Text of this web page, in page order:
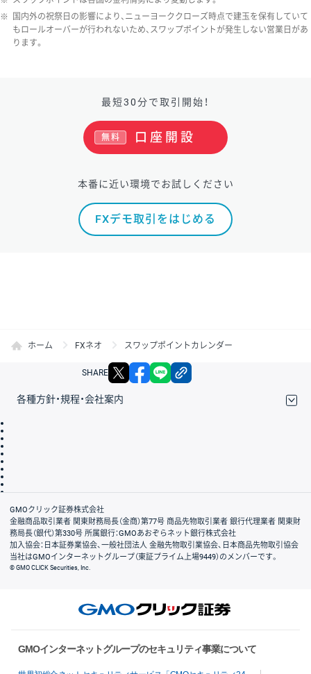
※
国内外の祝祭日の影響により、ニューヨーククローズ時点で建玉を保有していて
もロールオーバーが行われないため、スワップポイントが発生しない営業日があ
ります。
最短30分で取引開始！
口座開設
無料
本番に近い環境でお試しください
FXデモ取引をはじめる
ホーム FXネオ スワップポイントカレンダー
SHARE X facebook
各種方針・規程・会社案内
会社案内
GMOクリック証券株式会社
金融商品取引業者 関東財務局長（金商）第77号 商品先物取引業者 銀行代理業者 関東財
務局長（銀代）第330号 所属銀行：GMOあおぞらネット銀行株式会社
加入協会：日本証券業協会、一般社団法人 金融先物取引業協会、日本商品先物取引協会
当社はGMOインターネットグループ（東証プライム上場9449）のメンバーです。
© GMO CLICK Securities, Inc.
GMOインターネットグループのセキュリティ事業について